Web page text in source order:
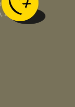
našu
a?